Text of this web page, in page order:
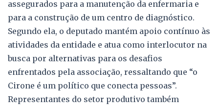
assegurados para a manutenção da enfermaria e
para a construção de um centro de diagnóstico.
Segundo ela, o deputado mantém apoio contínuo às
atividades da entidade e atua como interlocutor na
busca por alternativas para os desafios
enfrentados pela associação, ressaltando que “o
Cirone é um político que conecta pessoas”.
Representantes do setor produtivo também